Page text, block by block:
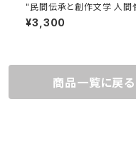
"民間伝承と創作文学 人間
題設定・形式努力 （叢書・ウ
シタス 729）" マックス・リ
¥3,300
商品一覧に戻る